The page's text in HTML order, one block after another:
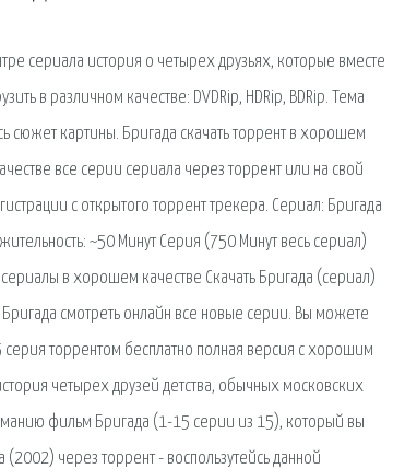
сериала история о четырех друзьях, которые вместе
в различном качестве: DVDRip, HDRip, BDRip. Тема
картины. Бригада скачать торрент в хорошем
все серии сериала через торрент или на свой
с открытого торрент трекера. Сериал: Бригада
~50 Минут Серия (750 Минут весь сериал)
в хорошем качестве Скачать Бригада (сериал)
смотреть онлайн все новые серии. Вы можете
серия торрентом бесплатно полная версия с хорошим
четырех друзей детства, обычных московских
фильм Бригада (1-15 серии из 15), который вы
(2002) через торрент - воспользутейсь данной